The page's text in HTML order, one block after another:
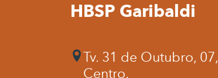
HBSP Garibaldi
Tv. 31 de Outubro, 07,
Centro.